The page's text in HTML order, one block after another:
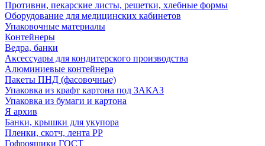
Противни, пекарские листы, решетки, хлебные формы
Оборудование для медицинских кабинетов
Упаковочные материалы
Контейнеры
Ведра, банки
Аксессуары для кондитерского производства
Алюминиевые контейнера
Пакеты ПНД (фасовочные)
Упаковка из крафт картона под ЗАКАЗ
Упаковка из бумаги и картона
Я архив
Банки, крышки для укупора
Пленки, скотч, лента РР
Гофроящики ГОСТ